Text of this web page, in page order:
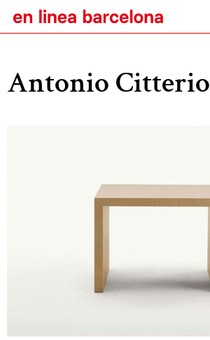
Antonio Citterio